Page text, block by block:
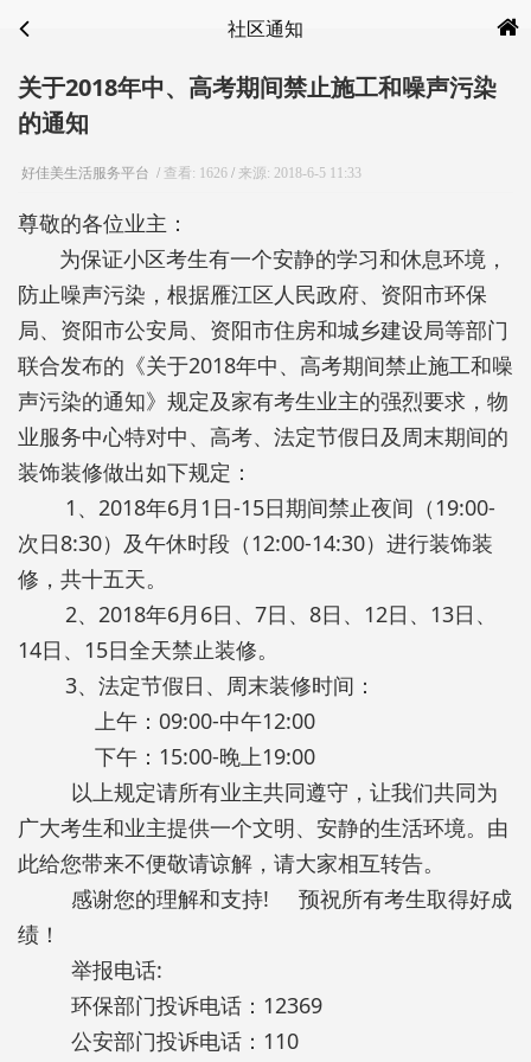
社区通知
关于2018年中、高考期间禁止施工和噪声污染
的通知
好佳美生活服务平台 / 查看: 1626 / 来源: 2018-6-5 11:33
尊敬的各位业主：
为保证小区考生有一个安静的学习和休息环境，
防止噪声污染，根据雁江区人民政府、资阳市环保
局、资阳市公安局、资阳市住房和城乡建设局等部门
联合发布的《关于2018年中、高考期间禁止施工和噪
声污染的通知》规定及家有考生业主的强烈要求，物
业服务中心特对中、高考、法定节假日及周末期间的
装饰装修做出如下规定：
1、2018年6月1日-15日期间禁止夜间（19:00-
次日8:30）及午休时段（12:00-14:30）进行装饰装
修，共十五天。
2、2018年6月6日、7日、8日、12日、13日、
14日、15日全天禁止装修。
3、法定节假日、周末装修时间：
上午：09:00-中午12:00
下午：15:00-晚上19:00
以上规定请所有业主共同遵守，让我们共同为
广大考生和业主提供一个文明、安静的生活环境。由
此给您带来不便敬请谅解，请大家相互转告。
感谢您的理解和支持! 预祝所有考生取得好成
绩！
举报电话:
环保部门投诉电话：12369
公安部门投诉电话：110